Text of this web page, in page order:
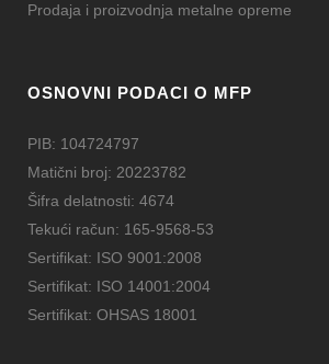
Prodaja i proizvodnja metalne opreme
OSNOVNI PODACI O MFP
PIB: 104724797
Matični broj: 20223782
Šifra delatnosti: 4674
Tekući račun: 165-9568-53
Sertifikat: ISO 9001:2008
Sertifikat: ISO 14001:2004
Sertifikat: OHSAS 18001